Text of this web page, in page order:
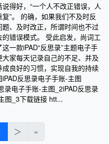
得好，“一个人不改正错误，人
”。 的确，如果我们不及时反
题、及时改正，所谓时间也不过
的错误模式。 受此启发，尚词工
一款iPAD“反思录”主题电子手
大家每天记录自己的不足、并及
成良好的习惯，实现自我的持续
反思录电子手账-主图
录电子手账-主图_2iPAD反思录
图_3下载链接 htt...
＞ »